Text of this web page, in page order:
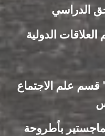
الدراسي
الدولية
علم الاجتماع
بأطروحة